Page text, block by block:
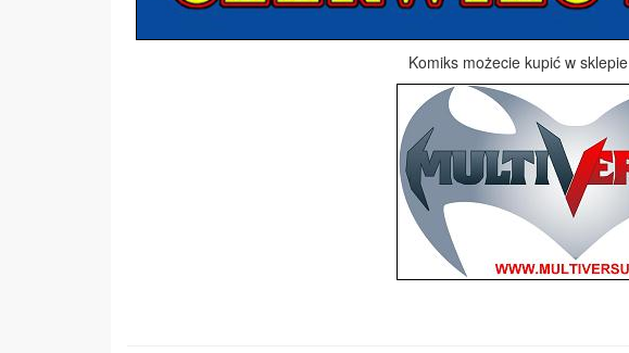
Komiks możecie kupić w sklepie